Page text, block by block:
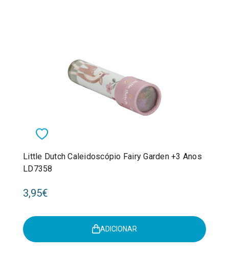
Little Dutch Caleidoscópio Fairy Garden +3 Anos
LD7358
3,95€
ADICIONAR